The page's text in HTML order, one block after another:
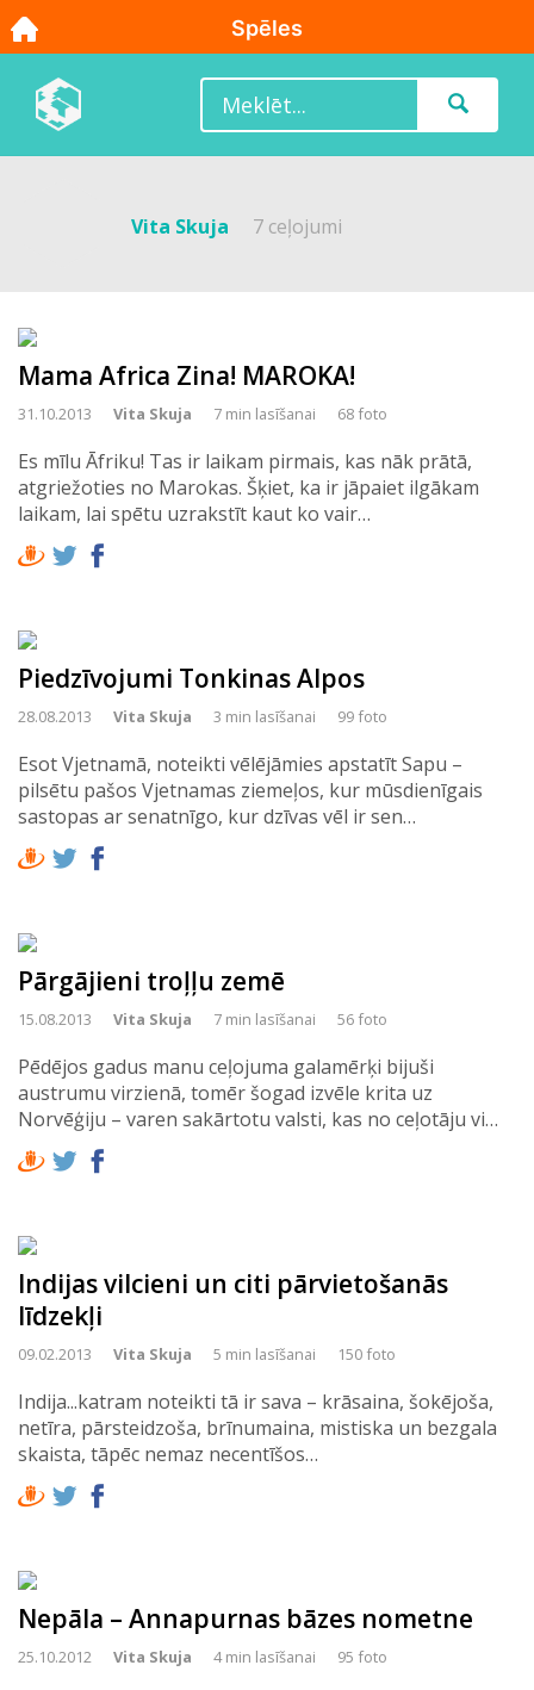
Vita Skuja 7 ceļojumi
Mama Africa Zina! MAROKA!
31.10.2013 Vita Skuja 7 min lasīšanai 68 foto
Es mīlu Āfriku! Tas ir laikam pirmais, kas nāk prātā,
atgriežoties no Marokas. Šķiet, ka ir jāpaiet ilgākam
laikam, lai spētu uzrakstīt kaut ko vair…
Piedzīvojumi Tonkinas Alpos
28.08.2013 Vita Skuja 3 min lasīšanai 99 foto
Esot Vjetnamā, noteikti vēlējāmies apstatīt Sapu –
pilsētu pašos Vjetnamas ziemeļos, kur mūsdienīgais
sastopas ar senatnīgo, kur dzīvas vēl ir sen…
Pārgājieni troļļu zemē
15.08.2013 Vita Skuja 7 min lasīšanai 56 foto
Pēdējos gadus manu ceļojuma galamērķi bijuši
austrumu virzienā, tomēr šogad izvēle krita uz
Norvēģiju – varen sakārtotu valsti, kas no ceļotāju vi…
Indijas vilcieni un citi pārvietošanās
līdzekļi
09.02.2013 Vita Skuja 5 min lasīšanai 150 foto
Indija...katram noteikti tā ir sava – krāsaina, šokējoša,
netīra, pārsteidzoša, brīnumaina, mistiska un bezgala
skaista, tāpēc nemaz necentīšos…
Nepāla – Annapurnas bāzes nometne
25.10.2012 Vita Skuja 4 min lasīšanai 95 foto